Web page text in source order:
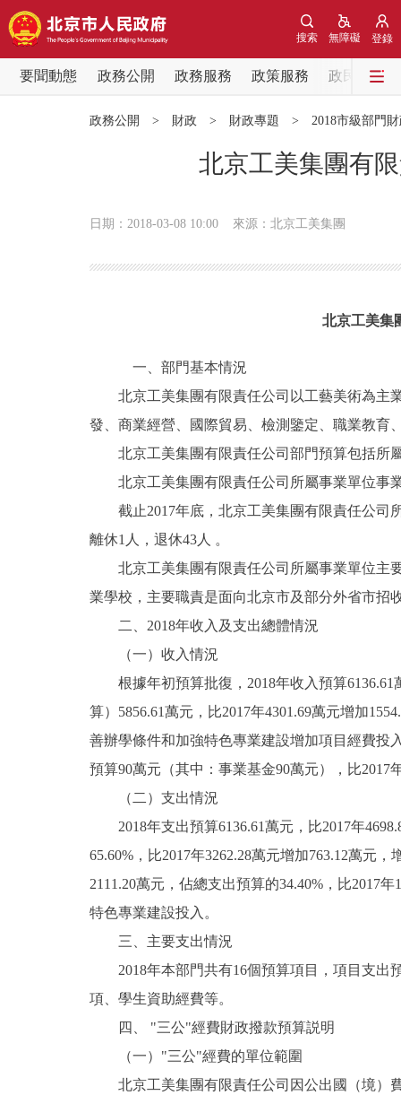
登錄
無障礙
搜索
要聞動態 政務公開 政務服務 政策服務
政民互動
政策兌現
決策公開
個人服務
便民服務
仲介服務
12345網上接訴即辦
參與調查
北京概況
綠色北京
ENGLISH
DEUTSCH
政務公開 > 財政 > 財政專題 > 2018市級部門
北京工美集團有
日期：2018-03-08 10:00 來源：北京工美集團
北京工美集
一、部門基本情況
北京工美集團有限責任公司以工藝美術為主業
發、商業經營、國際貿易、檢測鑒定、職業教育
北京工美集團有限責任公司部門預算包括所屬
北京工美集團有限責任公司所屬事業單位事
截止2017年底，北京工美集團有限責任公司所
離休1人，退休43人 。
北京工美集團有限責任公司所屬事業單位主要
業學校，主要職責是面向北京市及部分外省市
二、2018年收入及支出總體情況
（一）收入情況
根據年初預算批復，2018年收入預算6136.61
算）5856.61萬元，比2017年4301.69萬元增加
善辦學條件和加強特色專業建設增加項目經費投
預算90萬元（其中：事業基金90萬元），比2017
（二）支出情況
2018年支出預算6136.61萬元，比2017年
65.60%，比2017年3262.28萬元增加763.12萬元
2111.20萬元，佔總支出預算的34.40%，比2017
特色專業建設投入。
三、主要支出情況
2018年本部門共有16個預算項目，項目支出
項、學生資助經費等。
四、 "三公"經費財政撥款預算説明
（一）"三公"經費的單位範圍
北京工美集團有限責任公司因公出國（境）費